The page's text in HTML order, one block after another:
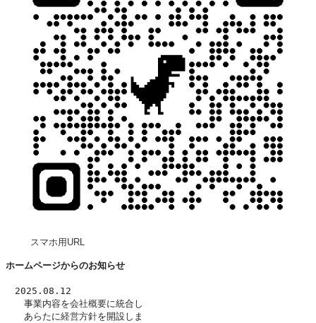
スマホ用URL
ホームページからのお知らせ
2025.08.12
事業内容を会社概要に統合し
あらたに経営方針を開設しま